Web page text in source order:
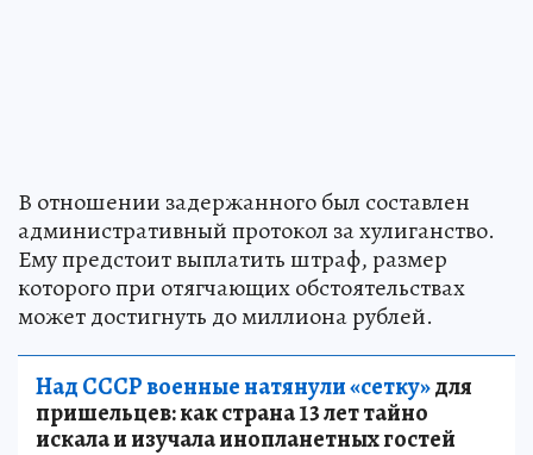
В отношении задержанного был составлен
административный протокол за хулиганство.
Ему предстоит выплатить штраф, размер
которого при отягчающих обстоятельствах
может достигнуть до миллиона рублей.
Над СССР военные натянули «сетку»для
пришельцев: как страна 13 лет тайно
искала и изучала инопланетных гостей